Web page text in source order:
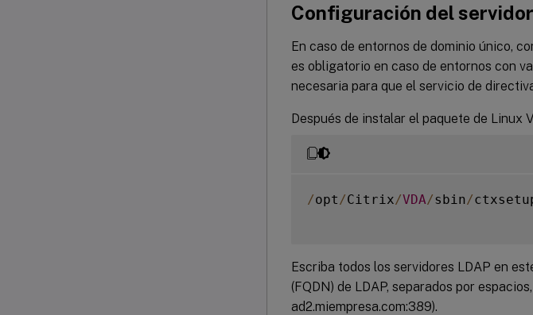
Configuración del servidor
En caso de entornos de dominio único,
es obligatorio en caso de entornos con
necesaria para que el servicio de
Después de instalar el paquete de Linux
/opt /Citrix/VDA/sbin/
Escriba todos los servidores LDAP en
(FQDN) de LDAP, separados por
ad2.miempresa.com:389).